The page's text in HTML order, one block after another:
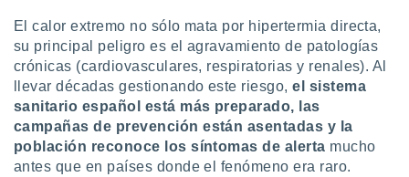
El calor extremo no sólo mata por hipertermia directa,
su principal peligro es el agravamiento de patologías
crónicas (cardiovasculares, respiratorias y renales). Al
llevar décadas gestionando este riesgo,el sistema
sanitario español está más preparado, las
campañas de prevención están asentadas y la
población reconoce lossíntomas de alerta mucho
antes que en países donde el fenómeno era raro.